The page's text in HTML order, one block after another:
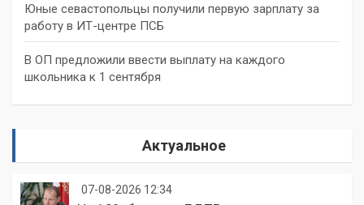
Юные севастопольцы получили первую зарплату за
работу в ИТ-центре ПСБ
В ОП предложили ввести выплату на каждого
школьника к 1 сентября
Актуальное
07-08-2026 12:34